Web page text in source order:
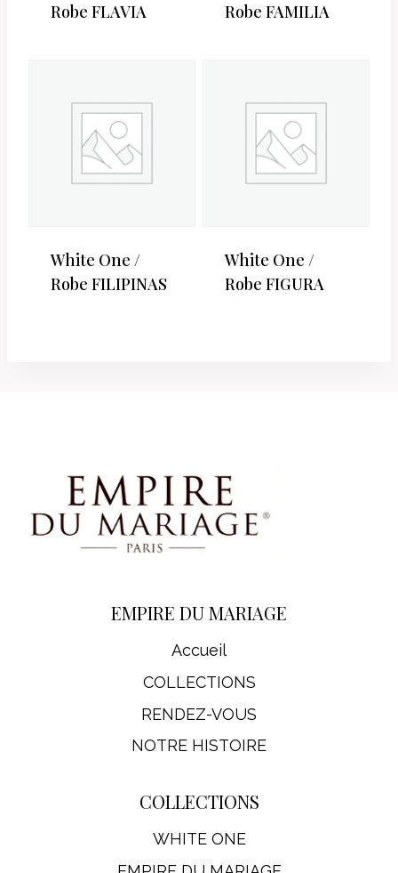
Robe FLAVIA
Robe FAMILIA
White One /
Robe FILIPINAS
White One /
Robe FIGURA
EMPIRE DU MARIAGE
Accueil
COLLECTIONS
RENDEZ-VOUS
NOTRE HISTOIRE
COLLECTIONS
WHITE ONE